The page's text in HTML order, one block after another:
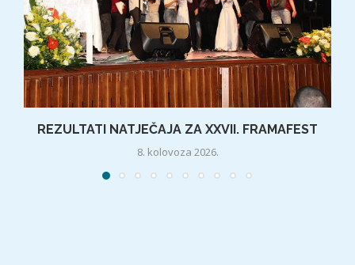
REZULTATI NATJEČAJA ZA XXVII. FRAMAFEST
8. kolovoza 2026.